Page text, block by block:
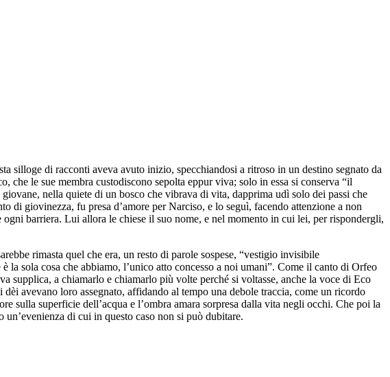
silloge di racconti aveva avuto inizio, specchiandosi a ritroso in un destino segnato da
le sue membra custodiscono sepolta eppur viva; solo in essa si conserva “il
nella quiete di un bosco che vibrava di vita, dapprima udì solo dei passi che
di giovinezza, fu presa d’amore per Narciso, e lo seguì, facendo attenzione a non
barriera. Lui allora le chiese il suo nome, e nel momento in cui lei, per rispondergli,
rimasta quel che era, un resto di parole sospese, “vestigio invisibile
la sola cosa che abbiamo, l’unico atto concesso a noi umani”. Come il canto di Orfeo
supplica, a chiamarlo e chiamarlo più volte perché si voltasse, anche la voce di Eco
avevano loro assegnato, affidando al tempo una debole traccia, come un ricordo
sulla superficie dell’acqua e l’ombra amara sorpresa dalla vita negli occhi. Che poi la
di cui in questo caso non si può dubitare.